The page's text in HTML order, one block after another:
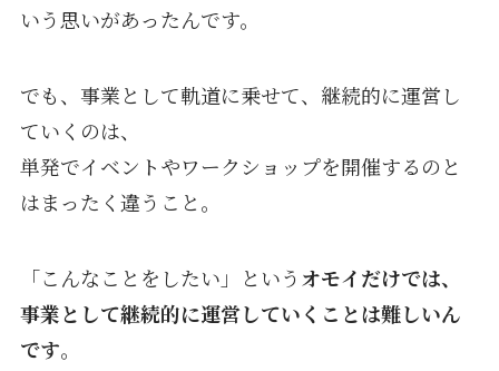
いう思いがあったんです。
でも、事業として軌道に乗せて、継続的に運営し
ていくのは、
単発でイベントやワークショップを開催するのと
はまったく違うこと。
「こんなことをしたい」という オモイだけでは、
事業として継続的に運営していくことは難しいん
です。